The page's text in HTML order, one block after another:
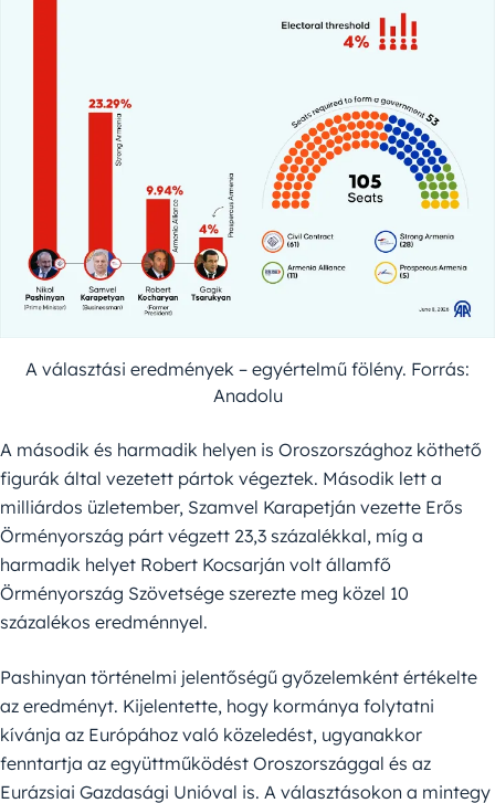
A választási eredmények – egyértelmű fölény. Forrás:
Anadolu
A második és harmadik helyen is Oroszországhoz köthető
figurák által vezetett pártok végeztek. Második lett a
milliárdos üzletember, Szamvel Karapetján vezette Erős
Örményország párt végzett 23,3 százalékkal, míg a
harmadik helyet Robert Kocsarján volt államfő
Örményország Szövetsége szerezte meg közel 10
százalékos eredménnyel.
Pashinyan történelmi jelentőségű győzelemként értékelte
az eredményt. Kijelentette, hogy kormánya folytatni
kívánja az Európához való közeledést, ugyanakkor
fenntartja az együttműködést Oroszországgal és az
Eurázsiai Gazdasági Unióval is. A választásokon a mintegy